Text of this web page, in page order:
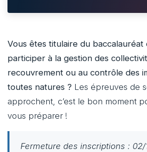
Vous êtes titulaire du baccalauréat
participer à la gestion des
recouvrement ou au contrôle des
toutes natures ? Les épreuves de
approchent, c’est le bon moment
vous préparer !
Fermeture des inscriptions :